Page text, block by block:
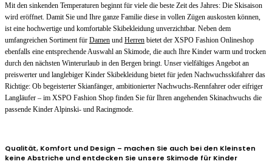
Mit den sinkenden Temperaturen beginnt für viele die beste Zeit des Jahres: Die Skisaison
wird eröffnet. Damit Sie und Ihre ganze Familie diese in vollen Zügen auskosten können,
ist eine hochwertige und komfortable Skibekleidung unverzichtbar. Neben dem
umfangreichen Sortiment für Damen und Herren bietet der XSPO Fashion Onlineshop
ebenfalls eine entsprechende Auswahl an Skimode, die auch Ihre Kinder warm und trocken
durch den nächsten Winterurlaub in den Bergen bringt. Unser vielfältiges Angebot an
preiswerter und langlebiger Kinder Skibekleidung bietet für jeden Nachwuchsskifahrer das
Richtige: Ob begeisterter Skianfänger, ambitionierter Nachwuchs-Rennfahrer oder eifriger
Langläufer – im XSPO Fashion Shop finden Sie für Ihren angehenden Skinachwuchs die
passende Kinder Alpinski- und Racingmode.
Qualität, Komfort und Design – machen Sie auch bei den Kleinsten
keine Abstriche und entdecken Sie unsere Skimode für Kinder